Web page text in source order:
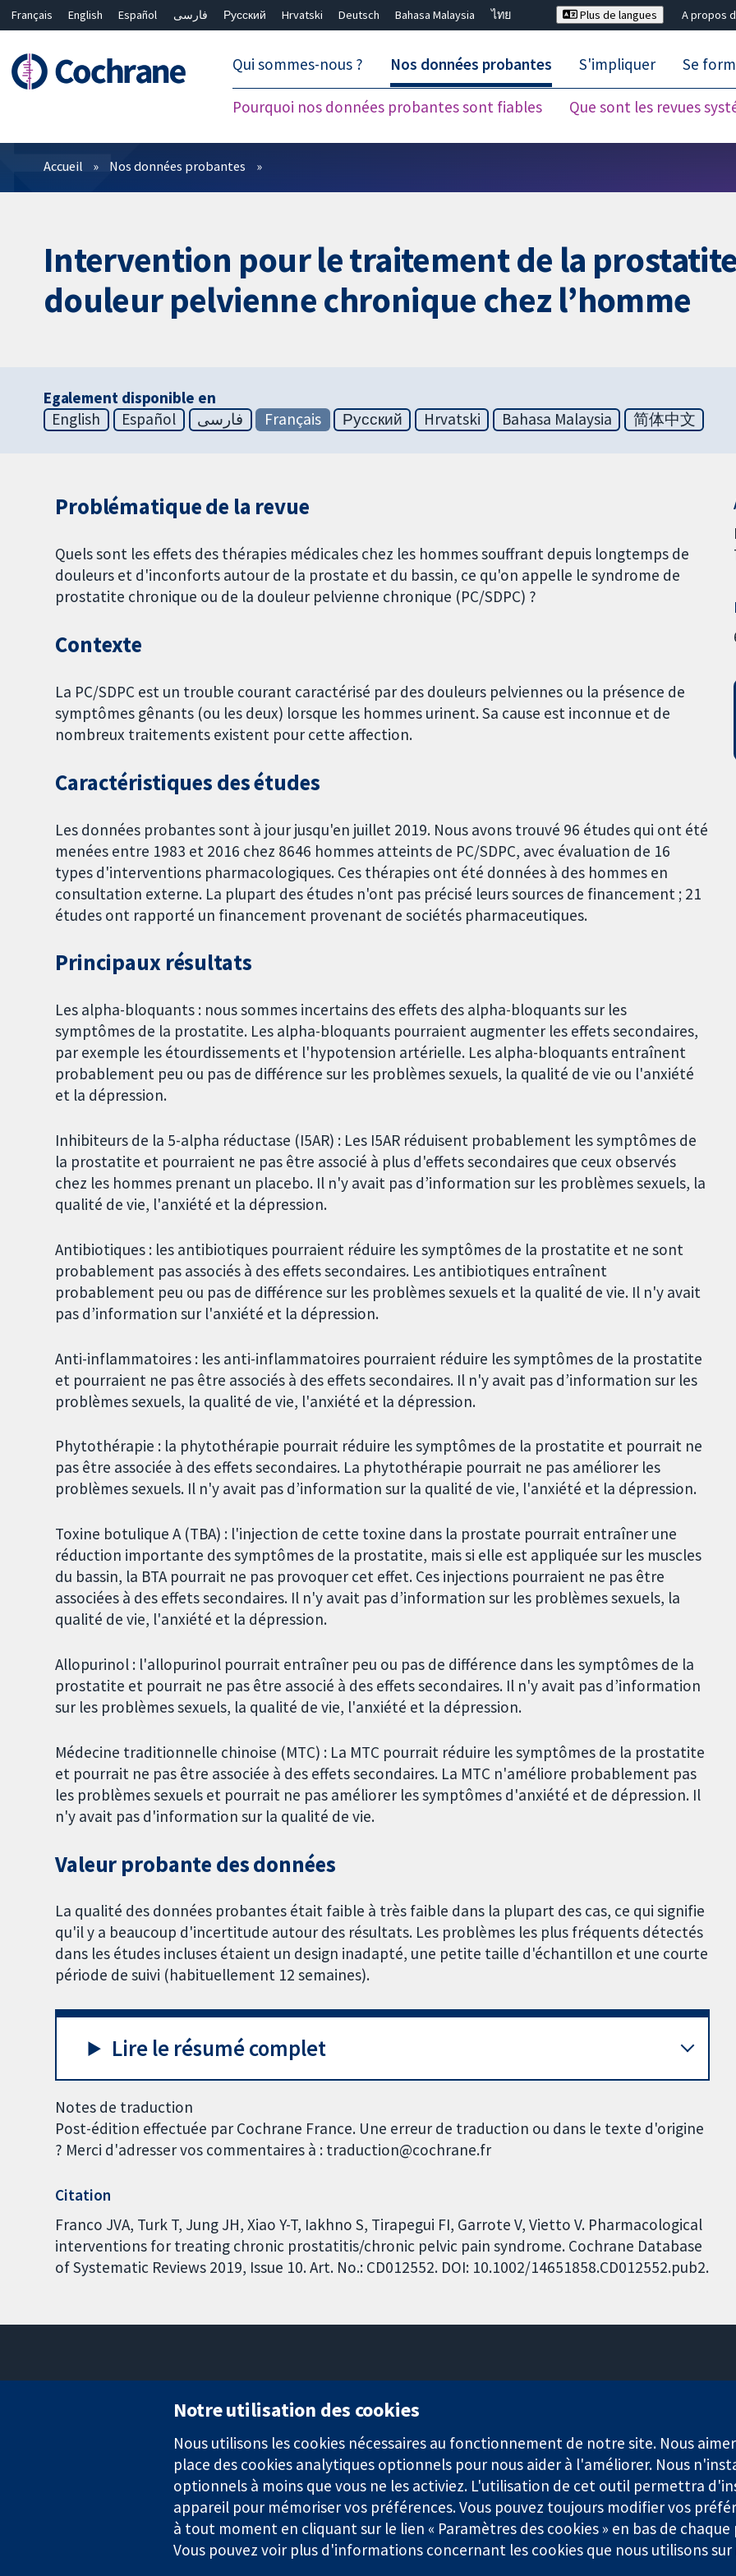
Français English Español فارسی Русский Hrvatski Deutsch Bahasa Malaysia
ไทย
Plus de langues A propos
Qui sommes-nous ? Nos données probantes
Pourquoi nos données probantes sont fiables Que sont les revues
S'impliquer Se
Filtres
Accueil Nos données probantes
Intervention pour le traitement de la
douleur pelvienne chronique chez l’homme
Egalement disponible en
English
Español فارسی Français Русский Hrvatski Bahasa Malaysia 简体中文
Problématique de la revue
Quels sont les effets des thérapies médicales chez les hommes souffrant depuis longtemps de
douleurs et d'inconforts autour de la prostate et du bassin, ce qu'on appelle le syndrome de
prostatite chronique ou de la douleur pelvienne chronique (PC/SDPC) ?
Contexte
La PC/SDPC est un trouble courant caractérisé par des douleurs pelviennes ou la présence de
symptômes gênants (ou les deux) lorsque les hommes urinent. Sa cause est inconnue et de
nombreux traitements existent pour cette affection.
Caractéristiques des études
Les données probantes sont à jour jusqu'en juillet 2019. Nous avons trouvé 96 études qui ont été
menées entre 1983 et 2016 chez 8646 hommes atteints de PC/SDPC, avec évaluation de 16
types d'interventions pharmacologiques. Ces thérapies ont été données à des hommes en
consultation externe. La plupart des études n'ont pas précisé leurs sources de financement ; 21
études ont rapporté un financement provenant de sociétés pharmaceutiques.
Principaux résultats
Les alpha-bloquants : nous sommes incertains des effets des alpha-bloquants sur les
symptômes de la prostatite. Les alpha-bloquants pourraient augmenter les effets secondaires,
par exemple les étourdissements et l'hypotension artérielle. Les alpha-bloquants entraînent
probablement peu ou pas de différence sur les problèmes sexuels, la qualité de vie ou l'anxiété
et la dépression.
Inhibiteurs de la 5-alpha réductase (I5AR) : Les I5AR réduisent probablement les symptômes de
la prostatite et pourraient ne pas être associé à plus d'effets secondaires que ceux observés
chez les hommes prenant un placebo. Il n'y avait pas d’information sur les problèmes sexuels, la
qualité de vie, l'anxiété et la dépression.
Antibiotiques : les antibiotiques pourraient réduire les symptômes de la prostatite et ne sont
probablement pas associés à des effets secondaires. Les antibiotiques entraînent
probablement peu ou pas de différence sur les problèmes sexuels et la qualité de vie. Il n'y avait
pas d’information sur l'anxiété et la dépression.
Anti-inflammatoires : les anti-inflammatoires pourraient réduire les symptômes de la prostatite
et pourraient ne pas être associés à des effets secondaires. Il n'y avait pas d’information sur les
problèmes sexuels, la qualité de vie, l'anxiété et la dépression.
Phytothérapie : la phytothérapie pourrait réduire les symptômes de la prostatite et pourrait ne
pas être associée à des effets secondaires. La phytothérapie pourrait ne pas améliorer les
problèmes sexuels. Il n'y avait pas d’information sur la qualité de vie, l'anxiété et la dépression.
Toxine botulique A (TBA) : l'injection de cette toxine dans la prostate pourrait entraîner une
réduction importante des symptômes de la prostatite, mais si elle est appliquée sur les muscles
du bassin, la BTA pourrait ne pas provoquer cet effet. Ces injections pourraient ne pas être
associées à des effets secondaires. Il n'y avait pas d’information sur les problèmes sexuels, la
qualité de vie, l'anxiété et la dépression.
Allopurinol : l'allopurinol pourrait entraîner peu ou pas de différence dans les symptômes de la
prostatite et pourrait ne pas être associé à des effets secondaires. Il n'y avait pas d’information
sur les problèmes sexuels, la qualité de vie, l'anxiété et la dépression.
Médecine traditionnelle chinoise (MTC) : La MTC pourrait réduire les symptômes de la prostatite
et pourrait ne pas être associée à des effets secondaires. La MTC n'améliore probablement pas
les problèmes sexuels et pourrait ne pas améliorer les symptômes d'anxiété et de dépression. Il
n'y avait pas d'information sur la qualité de vie.
Valeur probante des données
La qualité des données probantes était faible à très faible dans la plupart des cas, ce qui signifie
qu'il y a beaucoup d'incertitude autour des résultats. Les problèmes les plus fréquents détectés
dans les études incluses étaient un design inadapté, une petite taille d'échantillon et une courte
période de suivi (habituellement 12 semaines).
Lire le résumé complet
Notes de traduction
Post-édition effectuée par Cochrane France. Une erreur de traduction ou dans le texte d'origine
? Merci d'adresser vos commentaires à : traduction@cochrane.fr
Citation
Franco JVA, Turk T, Jung JH, Xiao Y-T, Iakhno S, Tirapegui FI, Garrote V, Vietto V. Pharmacological
interventions for treating chronic prostatitis/chronic pelvic pain syndrome. Cochrane Database
of Systematic Reviews 2019, Issue 10. Art. No.: CD012552. DOI: 10.1002/14651858.CD012552.pub2.
Londres
W1G0AN
Royaume-Uni
La Collaboration Cochrane est une association caritative (n° 1045921) et une société à responsabilité limitée par garantie (n°
Notre utilisation des cookies
Nous utilisons les cookies nécessaires au fonctionnement de notre site. Nous
place des cookies analytiques optionnels pour nous aider à l'améliorer. Nous
optionnels à moins que vous ne les activiez. L'utilisation de cet outil permettra
appareil pour mémoriser vos préférences. Vous pouvez toujours modifier vos
à tout moment en cliquant sur le lien « Paramètres des cookies » en bas de chaque
Vous pouvez voir plus d'informations concernant les cookies que nous utilisons